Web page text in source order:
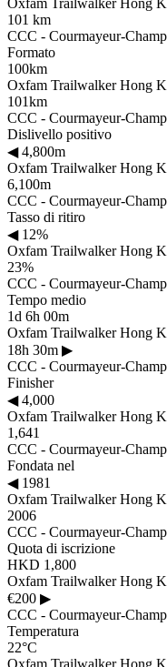
101 km
CCC - Courmayeur-
Formato
100km
Oxfam Trailwalker Hong
101km
CCC - Courmayeur-
Dislivello positivo
◀4,800m
Oxfam Trailwalker Hong
6,100m
CCC - Courmayeur-
Tasso di ritiro
◀12%
Oxfam Trailwalker Hong
23%
CCC - Courmayeur-
Tempo medio
1d 6h 00m
Oxfam Trailwalker Hong
18h 30m ▶
CCC - Courmayeur-
Finisher
◀4,000
Oxfam Trailwalker Hong
1,641
CCC - Courmayeur-
Fondata nel
◀1981
Oxfam Trailwalker Hong
2006
CCC - Courmayeur-
Quota di iscrizione
HKD 1,800
Oxfam Trailwalker Hong
€200 ▶
CCC - Courmayeur-
Temperatura
22°C
Oxfam Trailwalker Hong